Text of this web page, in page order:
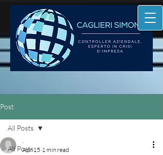
Post
All Posts
All Posts
.
Apr 15 1 min read